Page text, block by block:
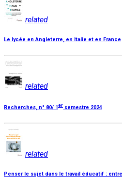
related
Le lycée en Angleterre, en Italie et en France
related
Recherches, n° 80/ 1er semestre 2024
related
Penser le sujet dans le travail éducatif :